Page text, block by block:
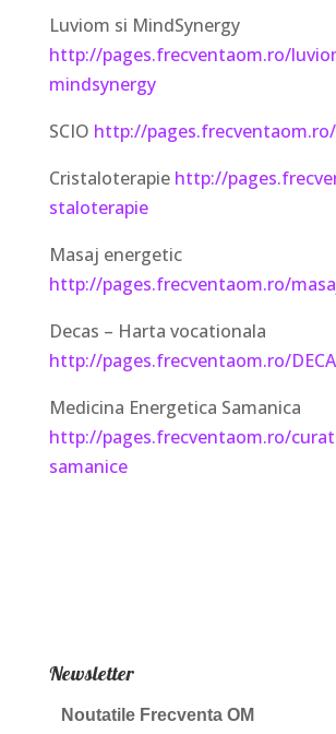
Luviom si MindSynergy
http://pages.frecventaom.ro/
mindsynergy
SCIO http://
Cristaloterapie http://
staloterapie
Masaj energetic
http://pages.frecventaom.ro/
Decas – Harta vocationala
http://pages.frecventaom.ro/
Medicina Energetica Samanica
http://pages.frecventaom.ro/
samanice
Newsletter
Noutatile Frecventa OM